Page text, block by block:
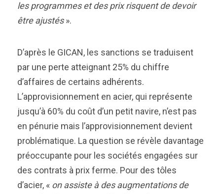
les programmes et des prix risquent de devoir
être ajustés».
D’après le GICAN, les sanctions se traduisent
par une perte atteignant 25% du chiffre
d’affaires de certains adhérents.
L’approvisionnement en acier, qui représente
jusqu’à 60% du coût d’un petit navire, n’est pas
en pénurie mais l’approvisionnement devient
problématique. La question se révèle davantage
préoccupante pour les sociétés engagées sur
des contrats à prix ferme. Pour des tôles
d’acier, « on assiste à des augmentations de